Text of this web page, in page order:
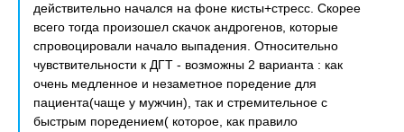
действительно начался на фоне кисты+стресс. Скорее
всего тогда произошел скачок андрогенов, которые
спровоцировали начало выпадения. Относительно
чувствительности к ДГТ - возможны 2 варианта : как
очень медленное и незаметное поредение для
пациента(чаще у мужчин), так и стремительное с
быстрым поредением( которое, как правило